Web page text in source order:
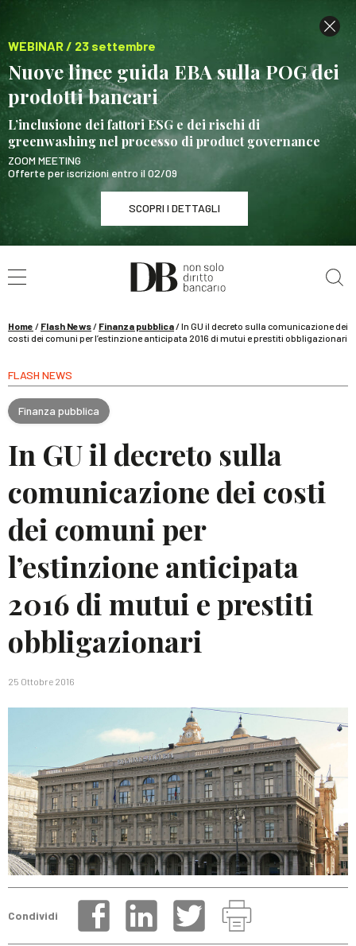
WEBINAR / 23 settembre
Nuove linee guida EBA sulla POG dei
prodotti bancari
L’inclusione dei fattori ESG e dei rischi di
greenwashing nel processo di product governance
ZOOM MEETING
Offerte per iscrizioni entro il 02/09
SCOPRI I DETTAGLI
WEBINAR / 23 settembre
Nuove linee guida EBA sulla POG dei prodotti
SCOPRI I DETTAGLI
Home / Flash News/ Finanza pubblica/In GU il decreto sulla comunicazione dei
costi dei comuni per l’estinzione anticipata 2016 di mutui e prestiti obbligazionari
FLASH NEWS
Finanza pubblica
In GU il decreto sulla
comunicazione dei costi
dei comuni per
l’estinzione anticipata
2016 di mutui e prestiti
obbligazionari
25 Ottobre 2016
Condividi